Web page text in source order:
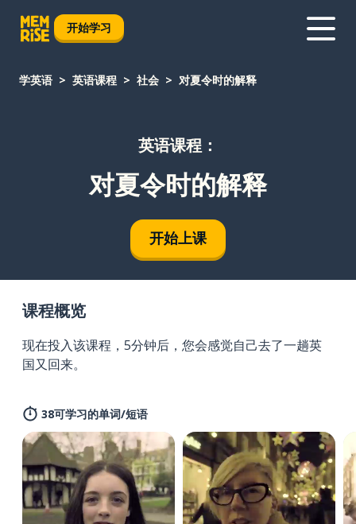
开始学习
学英语 英语课程 社会 对夏令时的解释
英语课程：
对夏令时的解释
开始上课
课程概览
现在投入该课程，5分钟后，您会感觉自己去了一趟英
国又回来。
38可学习的单词/短语